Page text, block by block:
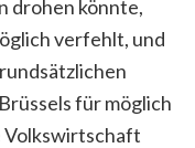
drohen könnte,
verfehlt, und
für möglich
Volkswirtschaft